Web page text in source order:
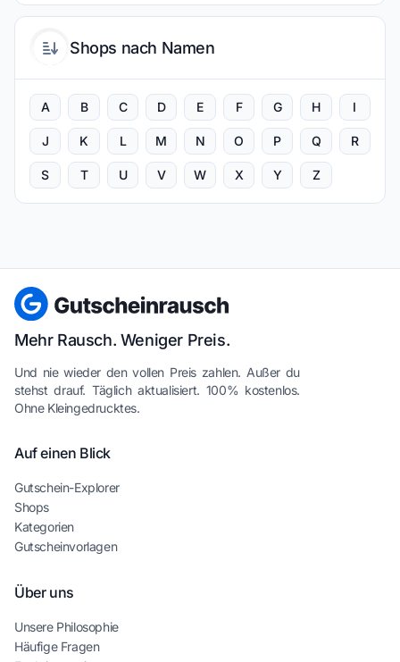
Shops nach Namen
A B C D E F G H I
J K L M N O P Q R
S T U V W X Y Z
Mehr Rausch. Weniger Preis.
Und nie wieder den vollen Preis zahlen. Außer du
stehst drauf. Täglich aktualisiert. 100% kostenlos.
Ohne Kleingedrucktes.
Auf einen Blick
Gutschein-Explorer
Shops
Kategorien
Gutscheinvorlagen
Über uns
Unsere Philosophie
Häufige Fragen